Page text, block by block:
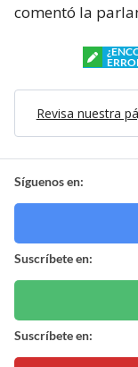
comentó la
Revisa nuestra
Síguenos en:
Suscríbete en:
Suscríbete en: